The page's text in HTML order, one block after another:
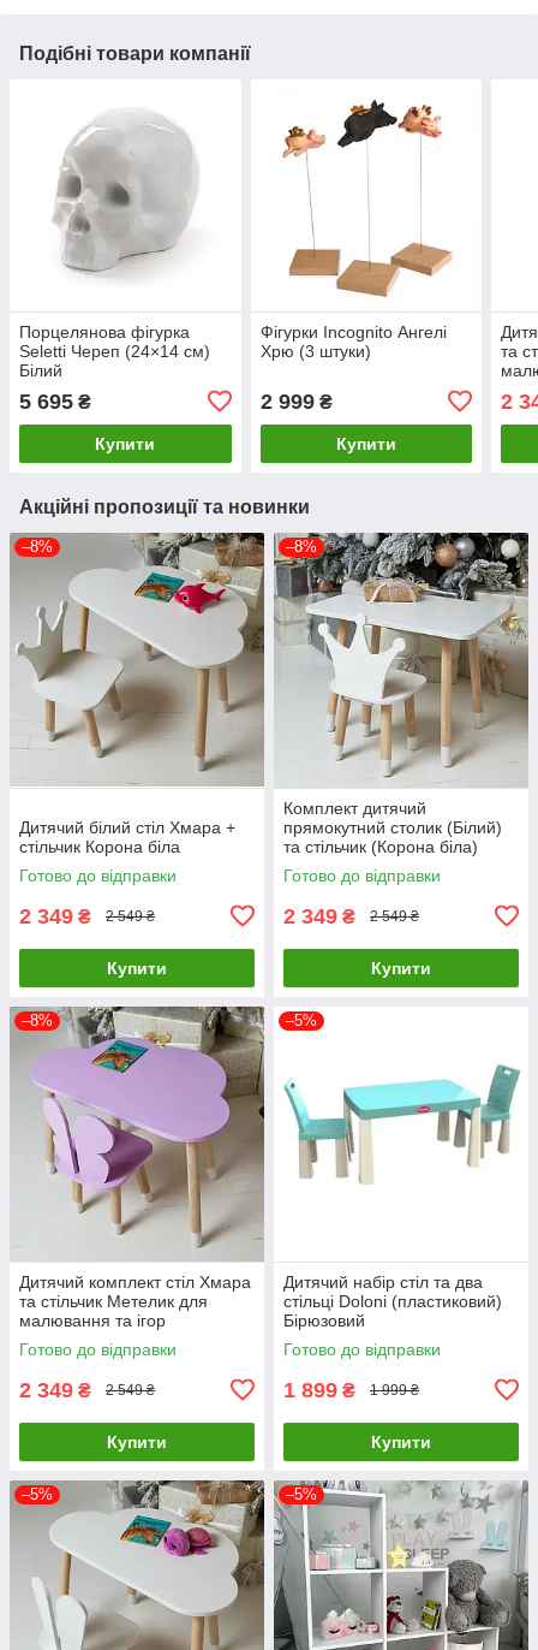
Подібні товари компанії
Порцелянова фігурка
Seletti Череп (24×14 см)
Білий
5 695 ₴
Купити
Фігурки Incognito Ангелі
Хрю (3 штуки)
2 999₴
Купити
та
2
Акційні пропозиції та новинки
–8%
Дитячий білий стіл Хмара +
стільчик Корона біла
Готово до відправки
2 349 ₴ 2 549 ₴
Купити
–8%
Комплект дитячий
прямокутний столик (Білий)
та стільчик (Корона біла)
Готово до відправки
2 349 ₴ 2 549 ₴
Купити
–8%
Дитячий комплект стіл Хмара
та стільчик Метелик для
малювання та ігор
(Фіолетові)
Готово до відправки
2 349 ₴ 2 549 ₴
Купити
–5%
Дитячий набір стіл та два
стільці Doloni (пластиковий)
Бірюзовий
Готово до відправки
1 899 ₴ 1 999 ₴
Купити
–5% –5%